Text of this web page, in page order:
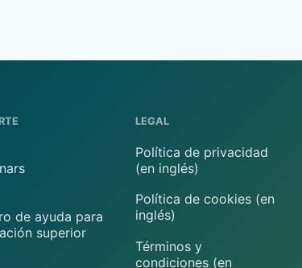
de ayuda para
superior
LEGAL
Política de privacidad
(en inglés)
Política de cookies (en
inglés)
Términos y
condiciones (en